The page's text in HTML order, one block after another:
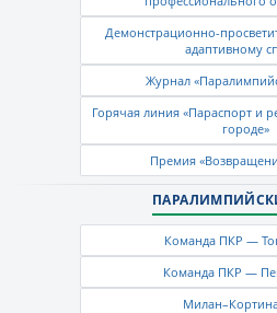
Демонстрационно-
адаптивному
Журнал
Горячая линия «Параспорт и
городе»
Премия
Команда ПКР —
Команда ПКР —